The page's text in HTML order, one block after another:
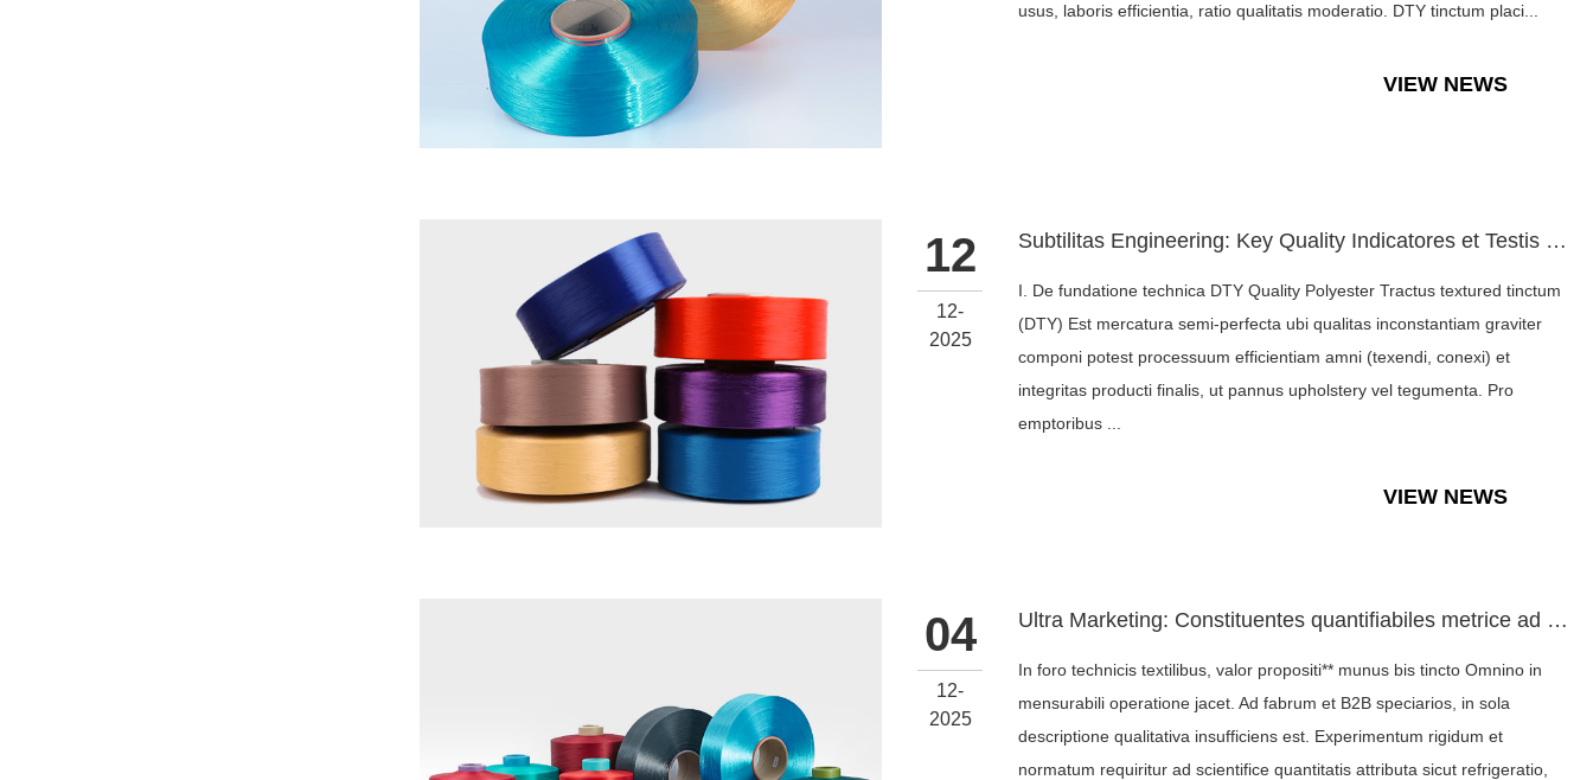
usus, laboris efficientia, ratio qualitatis moderatio. DTY tinctum placi...
VIEW NEWS
12
12-
2025
Subtilitas Engineering: Key Quality Indicatores et Testis Pr...
I. De fundatione technica DTY Quality Polyester Tractus textured tinctum
(DTY) Est mercatura semi-perfecta ubi qualitas inconstantiam graviter
componi potest processuum efficientiam amni (texendi, conexi) et
integritas producti finalis, ut pannus upholstery vel tegumenta. Pro
emptoribus ...
VIEW NEWS
04
12-
2025
Ultra Marketing: Constituentes quantifiabiles metrice ad sce...
In foro technicis textilibus, valor propositi** munus bis tincto Omnino in
mensurabili operatione jacet. Ad fabrum et B2B speciarios, in sola
descriptione qualitativa insufficiens est. Experimentum rigidum et
normatum requiritur ad scientifice quantitatis attributa sicut refrigeratio,